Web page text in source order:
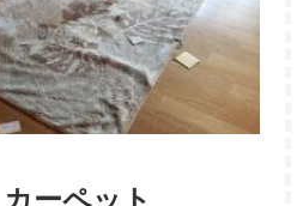
ーペット